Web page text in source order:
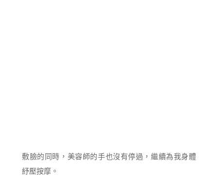
敷臉的同時，美容師的手也沒有停過，繼續為我身體
紓壓按摩。